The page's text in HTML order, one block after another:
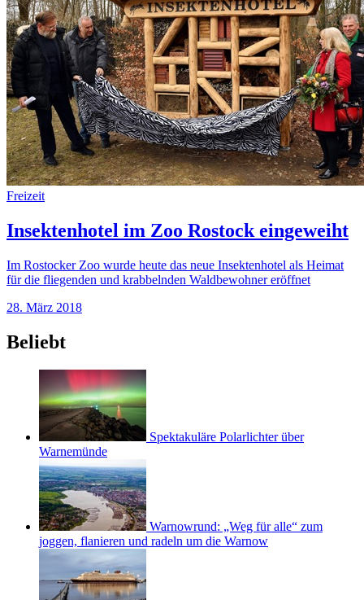
Freizeit
Insektenhotel im Zoo Rostock eingeweiht
Im Rostocker Zoo wurde heute das neue Insektenhotel als Heimat
für die fliegenden und krabbelnden Waldbewohner eröffnet
28. März 2018
Beliebt
Spektakuläre Polarlichter über
Warnemünde
Warnowrund: „Weg für alle“ zum
joggen, flanieren und radeln um die Warnow